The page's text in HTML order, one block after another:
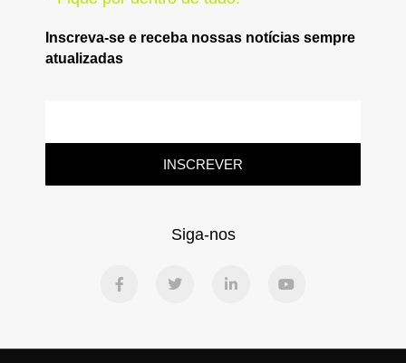
Inscreva-se e receba nossas notícias sempre
atualizadas
INSCREVER
Siga-nos